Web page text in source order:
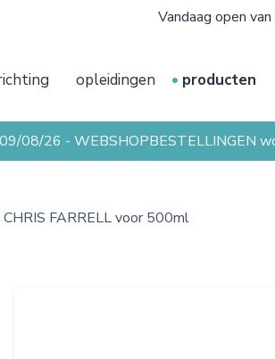
Vandaag open
opleidingen producten
08/26 - WEBSHOPBESTELLINGEN
FARRELL voor 500ml